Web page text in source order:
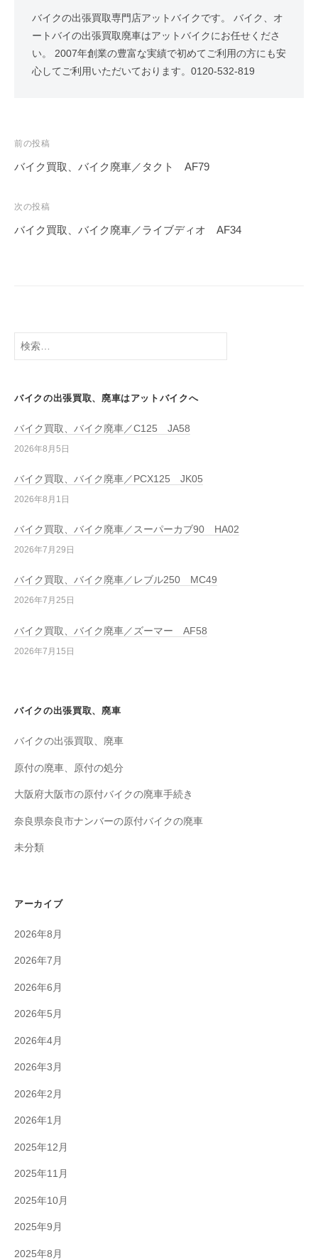
バイクの出張買取専門店アットバイクです。 バイク、オ
ートバイの出張買取廃車はアットバイクにお任せくださ
い。 2007年創業の豊富な実績で初めてご利用の方にも安
心してご利用いただいております。0120-532-819
前の投稿
バイク買取、バイク廃車／タクト AF79
次の投稿
バイク買取、バイク廃車／ライブディオ AF34
バイクの出張買取、廃車はアットバイクへ
バイク買取、バイク廃車／C125 JA58
2026年8月5日
バイク買取、バイク廃車／PCX125 JK05
2026年8月1日
バイク買取、バイク廃車／スーパーカブ90 HA02
2026年7月29日
バイク買取、バイク廃車／レブル250 MC49
2026年7月25日
バイク買取、バイク廃車／ズーマー AF58
2026年7月15日
バイクの出張買取、廃車
バイクの出張買取、廃車
原付の廃車、原付の処分
大阪府大阪市の原付バイクの廃車手続き
奈良県奈良市ナンバーの原付バイクの廃車
未分類
アーカイブ
2026年8月
2026年7月
2026年6月
2026年5月
2026年4月
2026年3月
2026年2月
2026年1月
2025年12月
2025年11月
2025年10月
2025年9月
2025年8月